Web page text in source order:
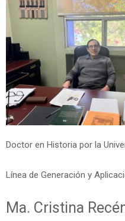
Doctor en Historia por la
Línea de Generación y
Ma. Cristina